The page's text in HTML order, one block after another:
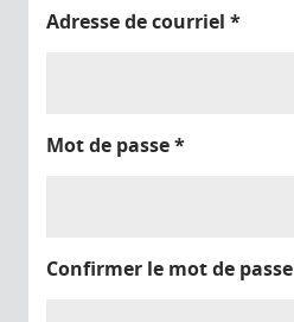
Adresse de courriel *
Mot de passe*
Confirmer le mot de passe